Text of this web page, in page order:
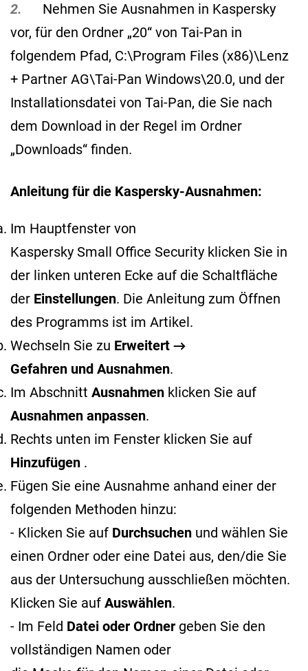
2.
Nehmen Sie Ausnahmen in Kaspersky
vor, für den Ordner „20“ von Tai-Pan in
folgendem Pfad, C:\Program Files (x86)\Lenz
+ Partner AG\Tai-Pan Windows\20.0, und der
Installationsdatei von Tai-Pan, die Sie nach
dem Download in der Regel im Ordner
„Downloads“ finden.
Anleitung für die Kaspersky-Ausnahmen:
Im Hauptfenster von
Kaspersky Small Office Security klicken Sie in
der linken unteren Ecke auf die Schaltfläche
der Einstellungen. Die Anleitung zum Öffnen
des Programms ist im Artikel.
Wechseln Sie zu Erweitert →
Gefahren und Ausnahmen.
Im Abschnitt Ausnahmen klicken Sie auf
Ausnahmen anpassen.
Rechts unten im Fenster klicken Sie auf
Hinzufügen .
Fügen Sie eine Ausnahme anhand einer der
folgenden Methoden hinzu:
- Klicken Sie auf Durchsuchen und wählen Sie
einen Ordner oder eine Datei aus, den/die Sie
aus der Untersuchung ausschließen möchten.
Klicken Sie auf Auswählen.
- Im Feld Datei oder Ordner geben Sie den
vollständigen Namen oder